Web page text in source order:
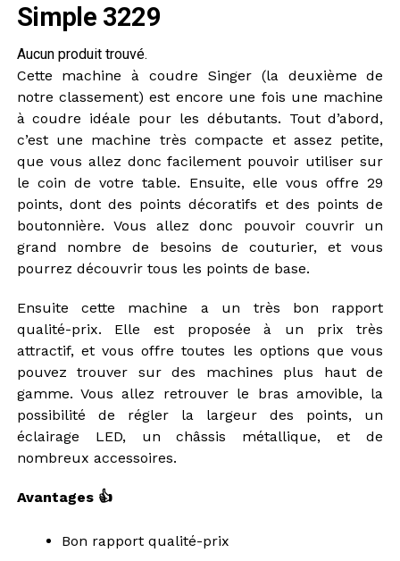
Simple 3229
Aucun produit trouvé.
Cette machine à coudre Singer (la deuxième de
notre classement) est encore une fois une machine
à coudre idéale pour les débutants. Tout d’abord,
c’est une machine très compacte et assez petite,
que vous allez donc facilement pouvoir utiliser sur
le coin de votre table. Ensuite, elle vous offre 29
points, dont des points décoratifs et des points de
boutonnière. Vous allez donc pouvoir couvrir un
grand nombre de besoins de couturier, et vous
pourrez découvrir tous les points de base.
Ensuite cette machine a un très bon rapport
qualité-prix. Elle est proposée à un prix très
attractif, et vous offre toutes les options que vous
pouvez trouver sur des machines plus haut de
gamme. Vous allez retrouver le bras amovible, la
possibilité de régler la largeur des points, un
éclairage LED, un châssis métallique, et de
nombreux accessoires.
Avantages 👍
Bon rapport qualité-prix